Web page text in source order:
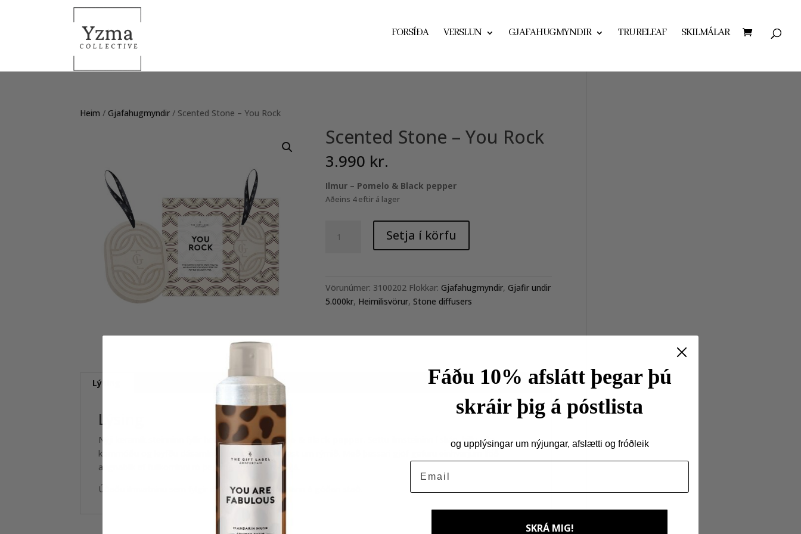
FORSÍÐA VERSLUN GJAFAHUGMYNDIR TRU RELEAF SKILMÁLAR
Heim /Gjafahugmyndir / Scented Stone – You Rock
Scented Stone – You Rock
3.990 kr.
Ilmur – Pomelo & Black pepper
Aðeins 4 eftir á lager
Stone
quantity
Setja í körfu
Vörunúmer: 3100202 Flokkar:Gjafahugmyndir,Gjafir undir
5.000kr, Heimilisvörur,Stone diffusers
Lýsing
Lýsing
Nýji keramík steinninn fyllir heimilið af ilmi:Pomelo & Black pepper.
Settu ilmsteininn í skáp, hillu eða
kommóðu og leyfðu dásamlega ilmnum að dreifast um rýmið. Með þessari gjöf gefuru einhverjum lítið
augnablik af fullkominni ró þegar gengið er framhjá.
Úðaðu ilmvatninu sem fylgir á steininn og settu hann á góðan stað.
Fáðu 10% afslátt þegar þú
skráir þig á póstlista
og upplýsingar um nýjungar, afslætti og fróðleik
Email
SKRÁ MIG!